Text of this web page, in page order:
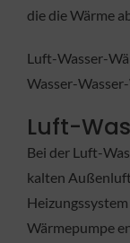
die die Wärme
Luft-Wasser-
Wasser-
Luft-
Bei der Luft-
kalten
Wärmepumpe